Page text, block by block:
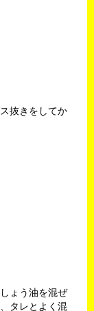
抜きをしてか
ょう油を混ぜ
タレとよく混